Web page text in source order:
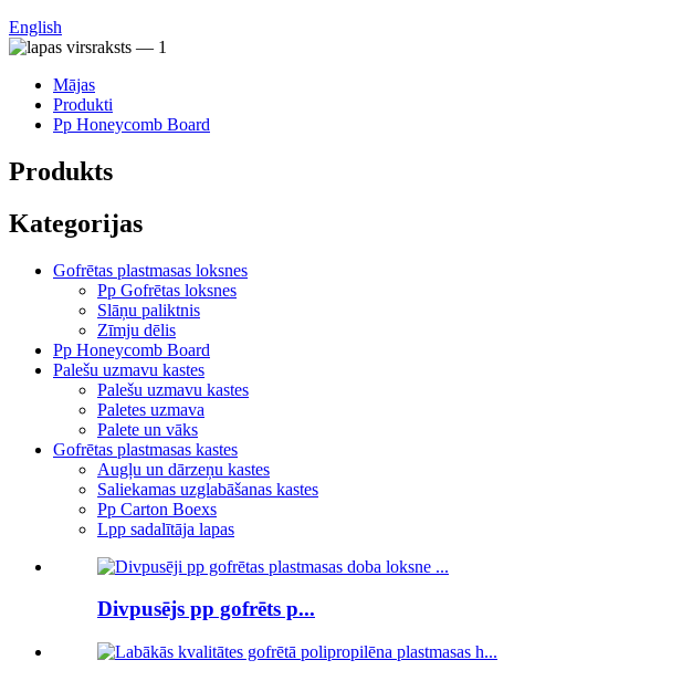
English
Mājas
Produkti
Pp Honeycomb Board
Produkts
Kategorijas
Gofrētas plastmasas loksnes
Pp Gofrētas loksnes
Slāņu paliktnis
Zīmju dēlis
Pp Honeycomb Board
Palešu uzmavu kastes
Palešu uzmavu kastes
Paletes uzmava
Palete un vāks
Gofrētas plastmasas kastes
Augļu un dārzeņu kastes
Saliekamas uzglabāšanas kastes
Pp Carton Boexs
Lpp sadalītāja lapas
Divpusējs pp gofrēts p...